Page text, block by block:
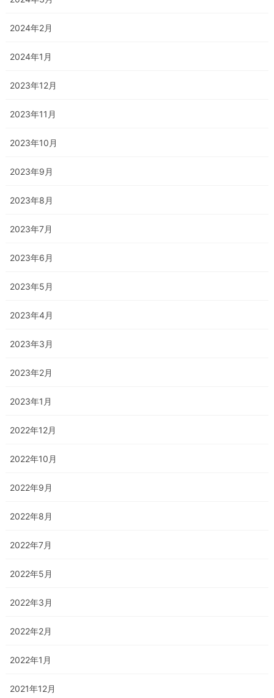
2024年2月
2024年1月
2023年12月
2023年11月
2023年10月
2023年9月
2023年8月
2023年7月
2023年6月
2023年5月
2023年4月
2023年3月
2023年2月
2023年1月
2022年12月
2022年10月
2022年9月
2022年8月
2022年7月
2022年5月
2022年3月
2022年2月
2022年1月
2021年12月